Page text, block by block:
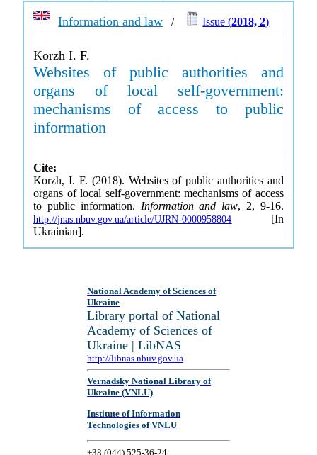
Information and law / Issue (2018, 2)
Korzh I. F.
Websites of public authorities and
organs of local self-government:
mechanisms of access to public
information
Cite:
Korzh, I. F. (2018). Websites of public authorities and
organs of local self-government: mechanisms of access
to public information. Information and law, 2, 9-16.
http://jnas.nbuv.gov.ua/article/UJRN-0000958804 [In
Ukrainian].
National Academy of Sciences of
Ukraine
Library portal of National
Academy of Sciences of
Ukraine | LibNAS
http://libnas.nbuv.gov.ua
Vernadsky National Library of
Ukraine (VNLU)
Institute of Information
Technologies of VNLU
+38 (044) 525-36-24